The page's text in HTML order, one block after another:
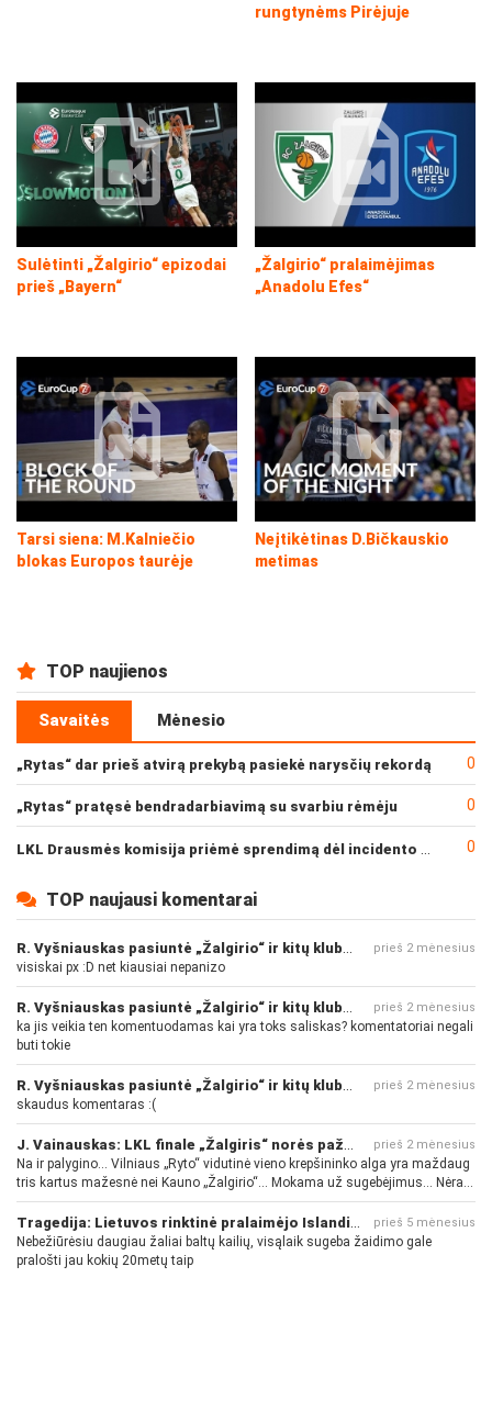
rungtynėms Pirėjuje
Sulėtinti „Žalgirio“ epizodai
prieš „Bayern“
„Žalgirio“ pralaimėjimas
„Anadolu Efes“
Tarsi siena: M.Kalniečio
blokas Europos taurėje
Neįtikėtinas D.Bičkauskio
metimas
TOP naujienos
Savaitės Mėnesio
„Rytas“ dar prieš atvirą prekybą pasiekė narysčių rekordą 0
„Rytas“ pratęsė bendradarbiavimą su svarbiu rėmėju 0
0
TOP naujausi komentarai
R. Vyšniauskas pasiuntė „Žalgirio“ ir kitų klubų fanus prieš 2 mėnesius
visiskai px :D net kiausiai nepanizo
R. Vyšniauskas pasiuntė „Žalgirio“ ir kitų klubų fanus prieš 2 mėnesius
ka jis veikia ten komentuodamas kai yra toks saliskas? komentatoriai negali
buti tokie
R. Vyšniauskas pasiuntė „Žalgirio“ ir kitų klubų fanus prieš 2 mėnesius
skaudus komentaras :(
J. Vainauskas: LKL finale „Žalgiris“ norės pažeminti „Rytą“ prieš 2 mėnesius
Na ir palygino... Vilniaus „Ryto“ vidutinė vieno krepšininko alga yra maždaug
tris kartus mažesnė nei Kauno „Žalgirio“... Mokama už sugebėjimus... Nėra
pinigų - nėra gerų žaidėjų...
Tragedija: Lietuvos rinktinė pralaimėjo Islandijai prieš 5 mėnesius
Nebežiūrėsiu daugiau žaliai baltų kailių, visąlaik sugeba žaidimo gale
pralošti jau kokių 20metų taip